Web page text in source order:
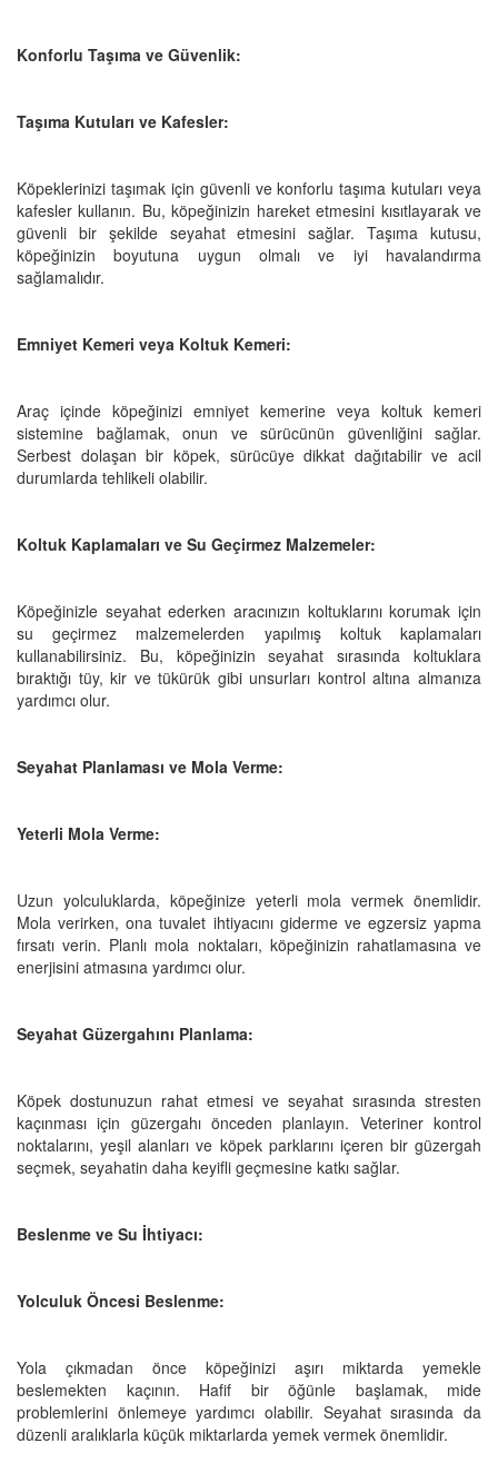
Konforlu Taşıma ve Güvenlik:
Taşıma Kutuları ve Kafesler:
Köpeklerinizi taşımak için güvenli ve konforlu taşıma kutuları veya
kafesler kullanın. Bu, köpeğinizin hareket etmesini kısıtlayarak ve
güvenli bir şekilde seyahat etmesini sağlar. Taşıma kutusu,
köpeğinizin boyutuna uygun olmalı ve iyi havalandırma
sağlamalıdır.
Emniyet Kemeri veya Koltuk Kemeri:
Araç içinde köpeğinizi emniyet kemerine veya koltuk kemeri
sistemine bağlamak, onun ve sürücünün güvenliğini sağlar.
Serbest dolaşan bir köpek, sürücüye dikkat dağıtabilir ve acil
durumlarda tehlikeli olabilir.
Koltuk Kaplamaları ve Su Geçirmez Malzemeler:
Köpeğinizle seyahat ederken aracınızın koltuklarını korumak için
su geçirmez malzemelerden yapılmış koltuk kaplamaları
kullanabilirsiniz. Bu, köpeğinizin seyahat sırasında koltuklara
bıraktığı tüy, kir ve tükürük gibi unsurları kontrol altına almanıza
yardımcı olur.
Seyahat Planlaması ve Mola Verme:
Yeterli Mola Verme:
Uzun yolculuklarda, köpeğinize yeterli mola vermek önemlidir.
Mola verirken, ona tuvalet ihtiyacını giderme ve egzersiz yapma
fırsatı verin. Planlı mola noktaları, köpeğinizin rahatlamasına ve
enerjisini atmasına yardımcı olur.
Seyahat Güzergahını Planlama:
Köpek dostunuzun rahat etmesi ve seyahat sırasında stresten
kaçınması için güzergahı önceden planlayın. Veteriner kontrol
noktalarını, yeşil alanları ve köpek parklarını içeren bir güzergah
seçmek, seyahatin daha keyifli geçmesine katkı sağlar.
Beslenme ve Su İhtiyacı:
Yolculuk Öncesi Beslenme:
Yola çıkmadan önce köpeğinizi aşırı miktarda yemekle
beslemekten kaçının. Hafif bir öğünle başlamak, mide
problemlerini önlemeye yardımcı olabilir. Seyahat sırasında da
düzenli aralıklarla küçük miktarlarda yemek vermek önemlidir.